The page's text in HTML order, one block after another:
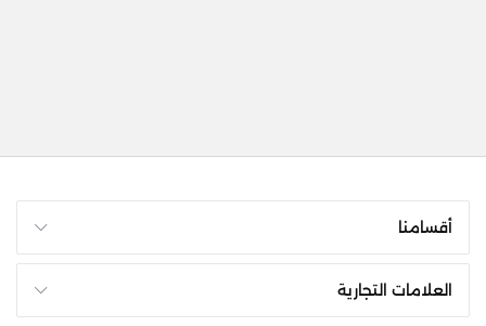
أقسامنا
العلامات التجارية